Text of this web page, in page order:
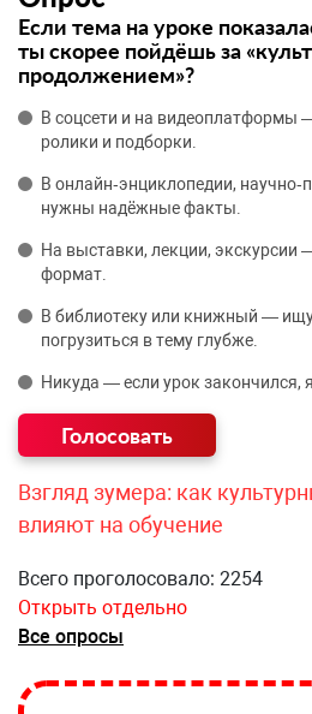
Если тема на уроке
ты скорее пойдёшь за
продолжением»?
В соцсети и на видеоплатформы
ролики и подборки.
В онлайн‑энциклопедии,
нужны надёжные факты.
На выставки, лекции,
формат.
В библиотеку или книжный —
погрузиться в тему глубже.
Никуда — если урок закончился,
Взгляд зумера: как
влияют на обучение
Всего проголосовало: 2254
Открыть отдельно
Все опросы